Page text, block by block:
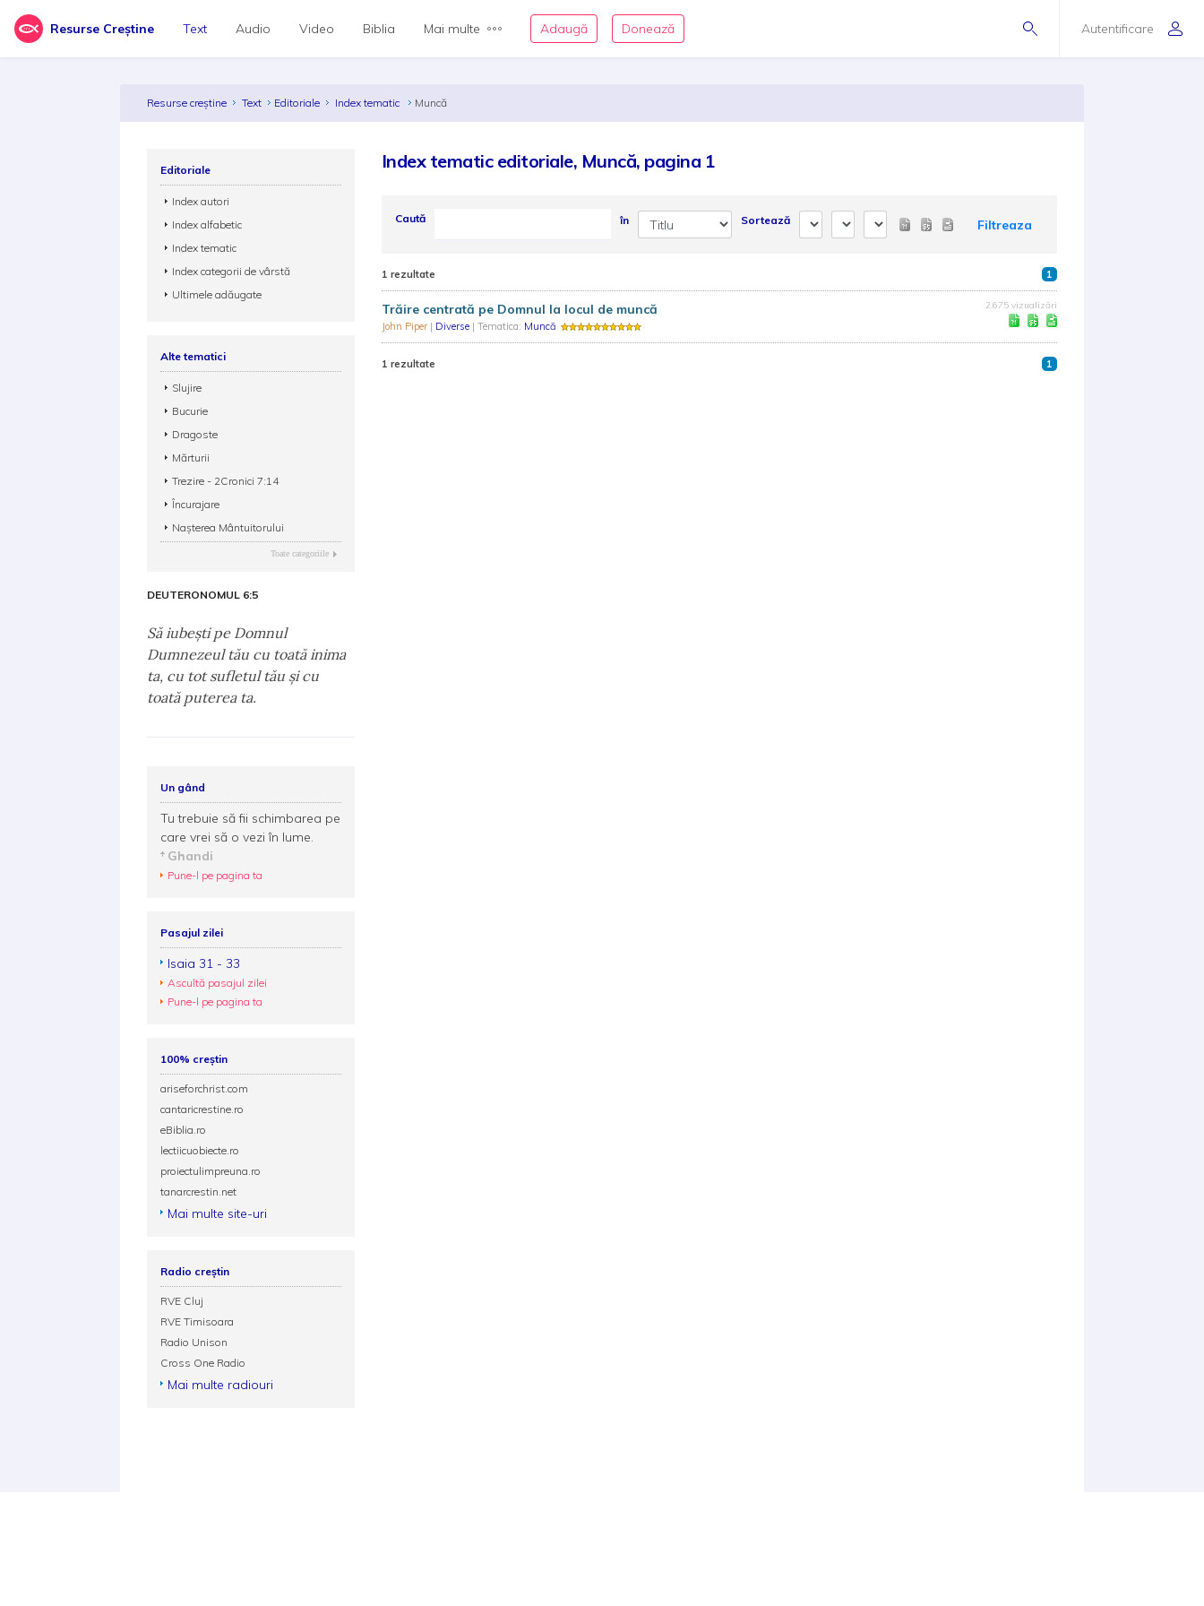
Resurse Creștine Autentificare
Text Audio Video Biblia Mai multe Adaugă Donează
Resurse creștine Text Editoriale Index tematic Muncă
Index tematic editoriale, Muncă, pagina 1
Caută în Sortează Filtreaza
1 rezultate 1
Trăire centrată pe Domnul la locul de muncă
John Piper | Diverse | Tematica: Muncă
2.675 vizualizări
1 rezultate 1
Editoriale
Index autori
Index alfabetic
Index tematic
Index categorii de vârstă
Ultimele adăugate
Alte tematici
Slujire
Bucurie
Dragoste
Mărturii
Trezire - 2Cronici 7:14
Încurajare
Nașterea Mântuitorului
Toate categoriile
DEUTERONOMUL 6:5
Să iubeşti pe Domnul
Dumnezeul tău cu toată inima
ta, cu tot sufletul tău şi cu
toată puterea ta.
Un gând
Tu trebuie să fii schimbarea pe
care vrei să o vezi în lume.
Ghandi
Pune-l pe pagina ta
Pasajul zilei
Isaia 31 - 33
Ascultă pasajul zilei
Pune-l pe pagina ta
100% creștin
ariseforchrist.com
cantaricrestine.ro
eBiblia.ro
lectiicuobiecte.ro
proiectulimpreuna.ro
tanarcrestin.net
Mai multe site-uri
Radio creștin
RVE Cluj
RVE Timisoara
Radio Unison
Cross One Radio
Mai multe radiouri